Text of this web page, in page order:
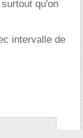
qu'on
intervalle de